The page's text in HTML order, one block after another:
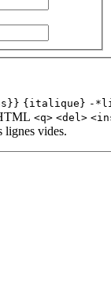
{italique} -
<q> <del>
lignes vides.